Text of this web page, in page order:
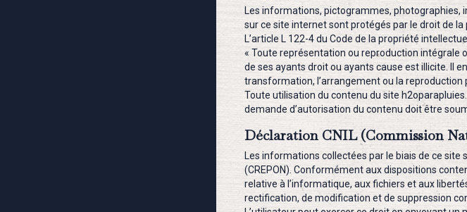
Les informations, pictogrammes,
sur ce site internet sont protégés par le droit de la
L’article L 122-4 du Code de la propriété
« Toute représentation ou reproduction intégrale
de ses ayants droit ou ayants cause est illicite. Il
transformation, l’arrangement ou la reproduction
Toute utilisation du contenu du site
demande d’autorisation du contenu doit être
Déclaration CNIL (Commission
Les informations collectées par le biais de ce site
(CREPON). Conformément aux dispositions
relative à l’informatique, aux fichiers et aux
rectification, de modification et de suppression